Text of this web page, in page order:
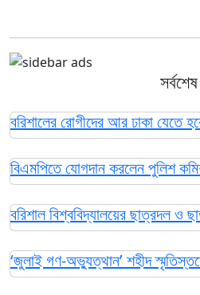
সর্বশেষ
বরিশালের রোগীদের আর ঢাকা যেতে
বিএমপিতে যোগদান করলেন পুলিশ
বরিশাল বিশ্ববিদ্যালয়ের ছাত্রদল ও
‘জুলাই গণ-অভ্যুত্থান’ শহীদ